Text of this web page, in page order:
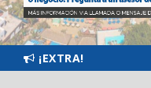
¡EXTRA!